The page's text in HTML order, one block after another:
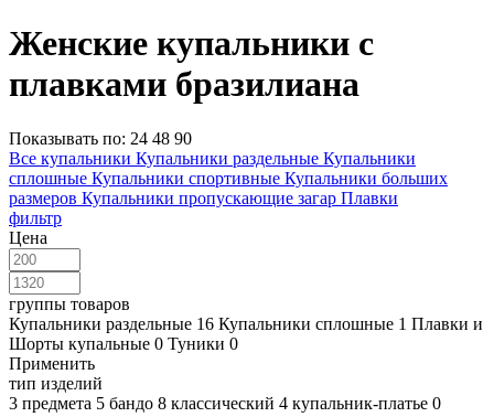
Женские купальники с
плавками бразилиана
Показывать по: 24 48 90
Все купальники Купальники раздельные Купальники
сплошные Купальники спортивные Купальники больших
размеров Купальники пропускающие загар Плавки
фильтр
Цена
группы товаров
Купальники раздельные 16 Купальники сплошные 1 Плавки и
Шорты купальные 0 Туники 0
Применить
тип изделий
3 предмета 5 бандо 8 классический 4 купальник-платье 0